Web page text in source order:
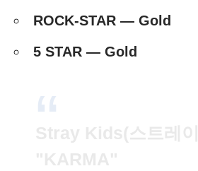
ROCK-STAR — Gold
5 STAR — Gold